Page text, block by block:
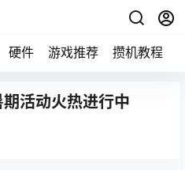
硬件 游戏推荐 攒机教程
期活动火热进行中